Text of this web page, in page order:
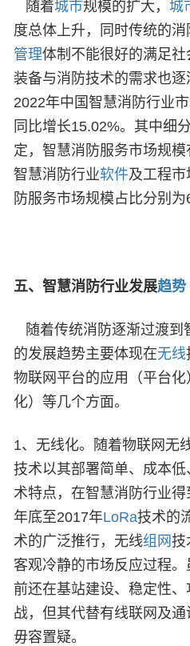
随着城市规模的扩大， 城
度总体上升，同时传统的
管理体制不能很好的满足
装备与消防技术的需求也逐
2022年中国智慧消防行业
同比增长15.02%。其中细
定，智慧消防服务市场规
智慧消防行业软件及工程
防服务市场规模占比分别为
五、 智慧消防行业发展趋势
随着传统消防逐渐过渡到
的发展趋势主要体现在无线
物联网平台的应用（平台
化）等几个方面。
1、无线化。随着物联网无
技术以其部署简单、成本
术特点，在智慧消防行业
年底至2017年LoRa技术的
术的广泛推行，无线组网技
客观冷静的市场反应过程
前还在基站建设、稳定性
战，但其代替有线联网及通
毋容置疑。